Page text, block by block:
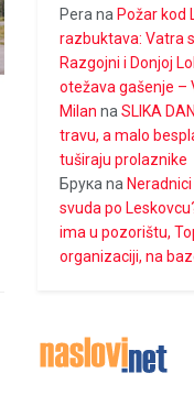
Perana Požar kod
razbuktava: Vatra
Razgojni i Donjoj
otežava gašenje –
Milan naSLIKA
travu, a malo
tuširaju prolaznike
Брукаna
svuda po
ima u pozorištu,
organizaciji, na